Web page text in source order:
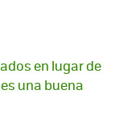
en lugar de
una buena